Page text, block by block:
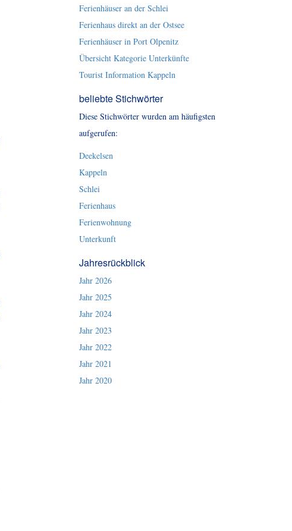
Ferienhäuser an der Schlei
Ferienhaus direkt an der Ostsee
Ferienhäuser in Port Olpenitz
Übersicht Kategorie Unterkünfte
Tourist Information Kappeln
beliebte Stichwörter
Diese Stichwörter wurden am häufigsten
aufgerufen:
Deekelsen
Kappeln
Schlei
Ferienhaus
Ferienwohnung
Unterkunft
Jahresrückblick
Jahr 2026
Jahr 2025
Jahr 2024
Jahr 2023
Jahr 2022
Jahr 2021
Jahr 2020